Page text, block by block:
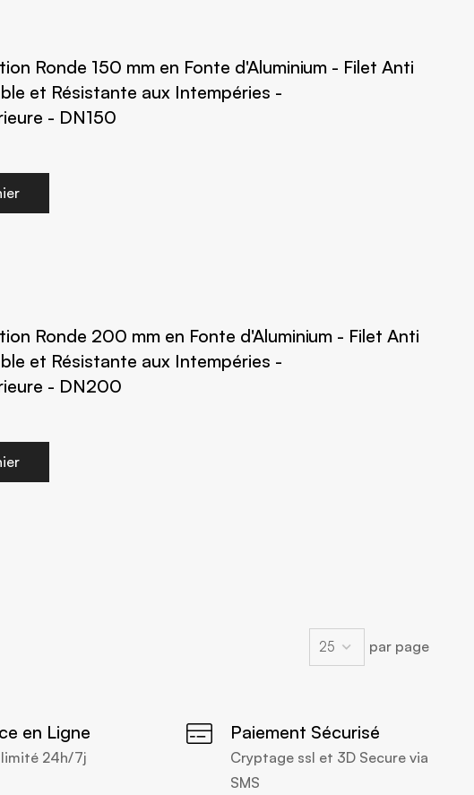
Ronde 150 mm en Fonte d'Aluminium - Filet Anti
et Résistante aux Intempéries -
- DN150
Ronde 200 mm en Fonte d'Aluminium - Filet Anti
et Résistante aux Intempéries -
- DN200
par page
en Ligne
24h/7j
Paiement Sécurisé
Cryptage ssl et 3D Secure via
SMS